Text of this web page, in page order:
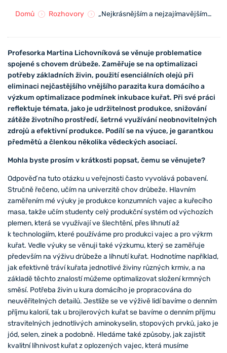
Domů Rozhovory „Nejkrásnějším a nejzajímavějším aspektem mé práce jsou mladí lidé. Baví mne, jak přemýšlejí, jak je jejich myšlení ještě plastické, jak jsou vnímaví a nadšení pro své téma“
Profesorka Martina Lichovníková se věnuje problematice
spojené s chovem drůbeže. Zaměřuje se na optimalizaci
potřeby základních živin, použití esenciálních olejů při
eliminaci nejčastějšího vnějšího parazita kura domácího a
výzkum optimalizace podmínek inkubace kuřat. Při své práci
reflektujetémata, jako je udržitelnost produkce, snižování
zátěže životního prostředí, šetrné využívání neobnovitelných
zdrojů a efektivní produkce. Podílí se na výuce, je garantkou
předmětů a členkou několika vědeckých asociací.
Mohla byste prosím v krátkosti popsat, čemu se věnujete?
Odpověď na tuto otázku u veřejnosti často vyvolává pobavení.
Stručně řečeno, učím na univerzitě chov drůbeže. Hlavním
zaměřením mé výuky je produkce konzumních vajec a kuřecího
masa, takže učím studenty celý produkční systém od výchozích
plemen, která se využívají ve šlechtění, přes líhnutí až
k technologiím, které používáme pro produkci vajec a pro výkrm
kuřat. Vedle výuky se věnuji také výzkumu, který se zaměřuje
především na výživu drůbeže a líhnutí kuřat. Hodnotíme například,
jak efektivně tráví kuřata jednotlivé živiny různých krmiv, a na
základě těchto znalostí můžeme optimalizovat složení krmných
směsí. Potřeba živin u kura domácího je propracována do
neuvěřitelných detailů. Jestliže se ve výživě lidí bavíme o denním
příjmu kalorií, tak u brojlerových kuřat se bavíme o denním příjmu
stravitelných jednotlivých aminokyselin, stopových prvků, jako je
jód, selen, zinek a podobně. Hledáme také způsoby, jak zajistit
kvalitní líhnivost kuřat z oplozených vajec, která musíme